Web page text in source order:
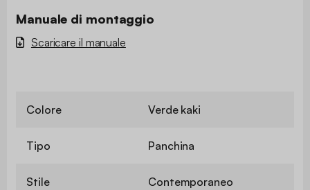
Manuale di montaggio
Scaricare il manuale
Colore Verde kaki
Tipo Panchina
Stile Contemporaneo